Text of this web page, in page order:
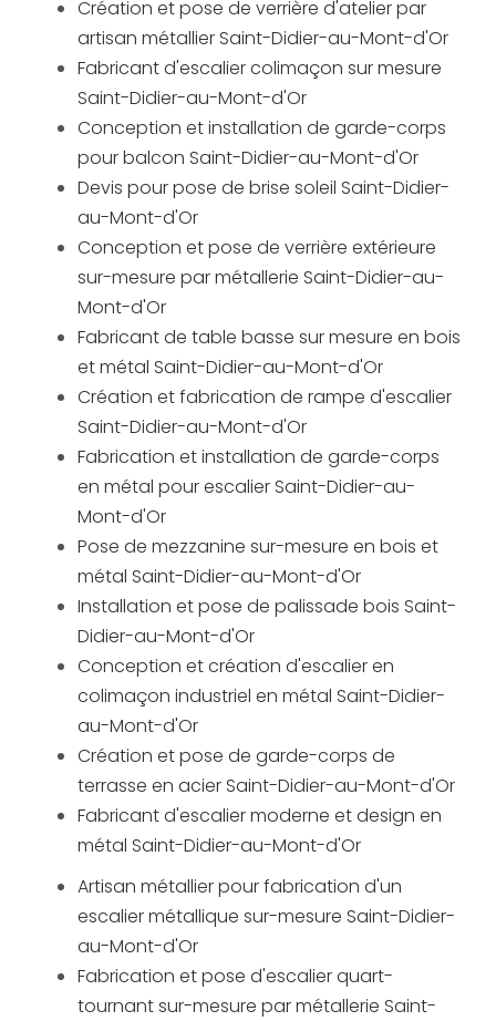
Création et pose de verrière d'atelier par
artisan métallier Saint-Didier-au-Mont-d'Or
Fabricant d'escalier colimaçon sur mesure
Saint-Didier-au-Mont-d'Or
Conception et installation de garde-corps
pour balcon Saint-Didier-au-Mont-d'Or
Devis pour pose de brise soleil Saint-Didier-
au-Mont-d'Or
Conception et pose de verrière extérieure
sur-mesure par métallerie Saint-Didier-au-
Mont-d'Or
Fabricant de table basse sur mesure en bois
et métal Saint-Didier-au-Mont-d'Or
Création et fabrication de rampe d'escalier
Saint-Didier-au-Mont-d'Or
Fabrication et installation de garde-corps
en métal pour escalier Saint-Didier-au-
Mont-d'Or
Pose de mezzanine sur-mesure en bois et
métal Saint-Didier-au-Mont-d'Or
Installation et pose de palissade bois Saint-
Didier-au-Mont-d'Or
Conception et création d'escalier en
colimaçon industriel en métal Saint-Didier-
au-Mont-d'Or
Création et pose de garde-corps de
terrasse en acier Saint-Didier-au-Mont-d'Or
Fabricant d'escalier moderne et design en
métal Saint-Didier-au-Mont-d'Or
Artisan métallier pour fabrication d'un
escalier métallique sur-mesure Saint-Didier-
au-Mont-d'Or
Fabrication et pose d'escalier quart-
tournant sur-mesure par métallerie Saint-